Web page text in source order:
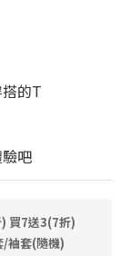
的T
吧
買7送3(7折)
/袖套(隨機)